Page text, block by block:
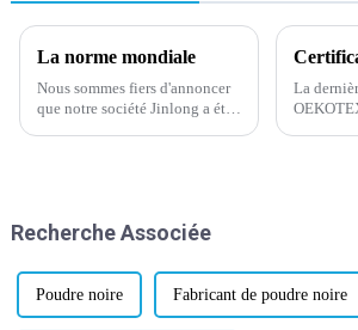
La norme mondiale
Nous sommes fiers d'annoncer
que notre société Jinlong a été
La
Recherche Associée
Poudre noire Fabricant de poudre noire